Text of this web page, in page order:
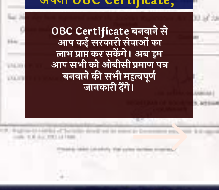
OBC Certificate बनवाने से
आप कई सरकारी सेवाओं का
लाभ प्राप्त कर सकेंगे। अब हम
आप सभी को ओबीसी प्रमाण पत्र
बनवाने की सभी महत्वपूर्ण
जानकारी देंगे।